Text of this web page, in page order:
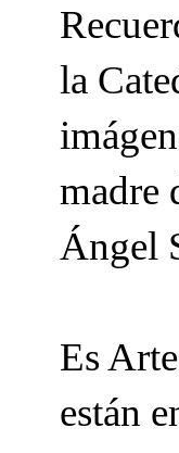
la
madre
Ángel
Es
están